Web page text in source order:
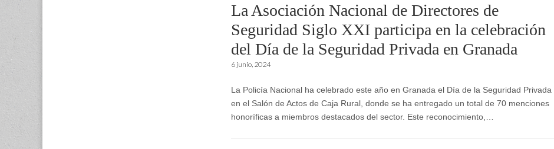
La Asociación Nacional de Directores de
Seguridad Siglo XXI participa en la celebración
del Día de la Seguridad Privada en Granada
6 junio, 2024
La Policía Nacional ha celebrado este año en Granada el Día de la Seguridad Privada
en el Salón de Actos de Caja Rural, donde se ha entregado un total de 70 menciones
honoríficas a miembros destacados del sector. Este reconocimiento,…